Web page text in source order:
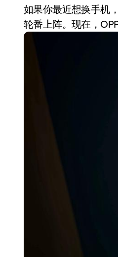
维修店
轻到
对不
国际
小米
长鑫
耳机
复古
Xbox
苹果
如果你最近想换手机，眼睛可能已经挑花了——2026年还没过半，三星、小米、vivo的“超大杯”
轮番上阵。现在，